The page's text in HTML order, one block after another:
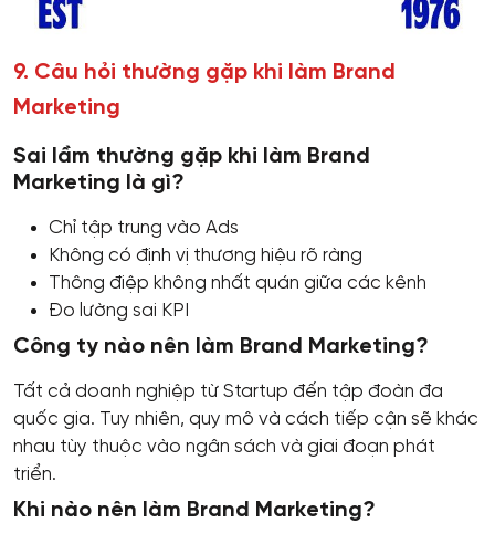
9. Câu hỏi thường gặp khi làm Brand
Marketing
Sai lầm thường gặp khi làm Brand
Marketing là gì?
Chỉ tập trung vào Ads
Không có định vị thương hiệu rõ ràng
Thông điệp không nhất quán giữa các kênh
Đo lường sai KPI
Công ty nào nên làm Brand Marketing?
Tất cả doanh nghiệp từ Startup đến tập đoàn đa
quốc gia. Tuy nhiên, quy mô và cách tiếp cận sẽ khác
nhau tùy thuộc vào ngân sách và giai đoạn phát
triển.
Khi nào nên làm Brand Marketing?